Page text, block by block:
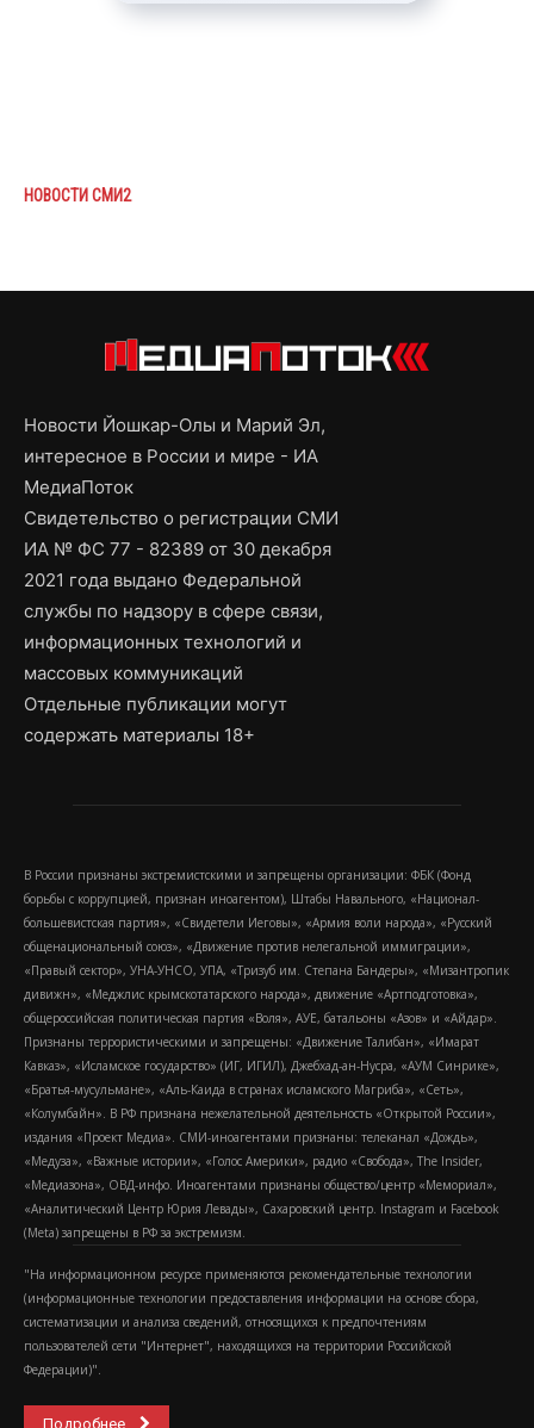
НОВОСТИ СМИ2
Новости Йошкар-Олы и Марий Эл,
интересное в России и мире - ИА
МедиаПоток
Свидетельство о регистрации СМИ
ИА № ФС 77 - 82389 от 30 декабря
2021 года выдано Федеральной
службы по надзору в сфере связи,
информационных технологий и
массовых коммуникаций
Отдельные публикации могут
содержать материалы 18+
В России признаны экстремистскими и запрещены организации: ФБК (Фонд
борьбы с коррупцией, признан иноагентом), Штабы Навального, «Национал-
большевистская партия», «Свидетели Иеговы», «Армия воли народа», «Русский
общенациональный союз», «Движение против нелегальной иммиграции»,
«Правый сектор», УНА-УНСО, УПА, «Тризуб им. Степана Бандеры», «Мизантропик
дивижн», «Меджлис крымскотатарского народа», движение «Артподготовка»,
общероссийская политическая партия «Воля», АУЕ, батальоны «Азов» и «Айдар».
Признаны террористическими и запрещены: «Движение Талибан», «Имарат
Кавказ», «Исламское государство» (ИГ, ИГИЛ), Джебхад-ан-Нусра, «АУМ Синрике»,
«Братья-мусульмане», «Аль-Каида в странах исламского Магриба», «Сеть»,
«Колумбайн». В РФ признана нежелательной деятельность «Открытой России»,
издания «Проект Медиа». СМИ-иноагентами признаны: телеканал «Дождь»,
«Медуза», «Важные истории», «Голос Америки», радио «Свобода», The Insider,
«Медиазона», ОВД-инфо. Иноагентами признаны общество/центр «Мемориал»,
«Аналитический Центр Юрия Левады», Сахаровский центр. Instagram и Facebook
(Metа) запрещены в РФ за экстремизм.
"На информационном ресурсе применяются рекомендательные технологии
(информационные технологии предоставления информации на основе сбора,
систематизации и анализа сведений, относящихся к предпочтениям
пользователей сети "Интернет", находящихся на территории Российской
Федерации)".
Подробнее